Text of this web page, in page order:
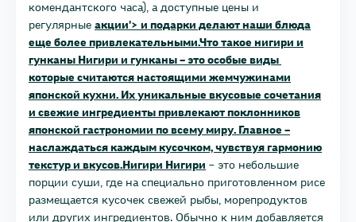
комендантского часа), а доступные цены и
регулярные акции'> и подарки делают наши блюда
еще более привлекательными.Что такое нигири и
гунканы Нигири и гунканы – это особые виды
которые считаются настоящими жемчужинами
японской кухни. Их уникальные вкусовые сочетания
и свежие ингредиенты привлекают поклонников
японской гастрономии по всему миру. Главное –
наслаждаться каждым кусочком, чувствуя гармонию
текстур и вкусов.Нигири Нигири – это небольшие
порции суши, где на специально приготовленном рисе
размещается кусочек свежей рыбы, морепродуктов
или других ингредиентов. Обычно к ним добавляется